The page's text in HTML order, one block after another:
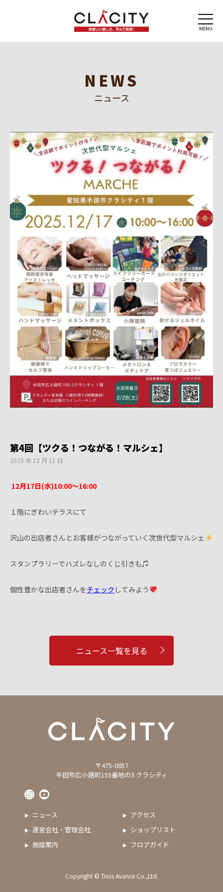
MENU
NEWS
ニュース
第4回【ツクる！つながる！マルシェ】
2025 年 12 月 11 日
12月17日(水)10:00〜16:00
１階にぎわいテラスにて
沢山の出店者さんとお客様がつながっていく次世代型マルシェ
スタンプラリーでハズレなしのくじ引きも♫
個性豊かな出店者さんをチェック してみよう
ニュース一覧を見る
〒475-0857
半田市広小路町155番地の3 クラシティ
ニュース
アクセス
運営会社・管理会社
ショップリスト
施設案内
フロアガイド
Copyright © Trois Avance Co.,Ltd.